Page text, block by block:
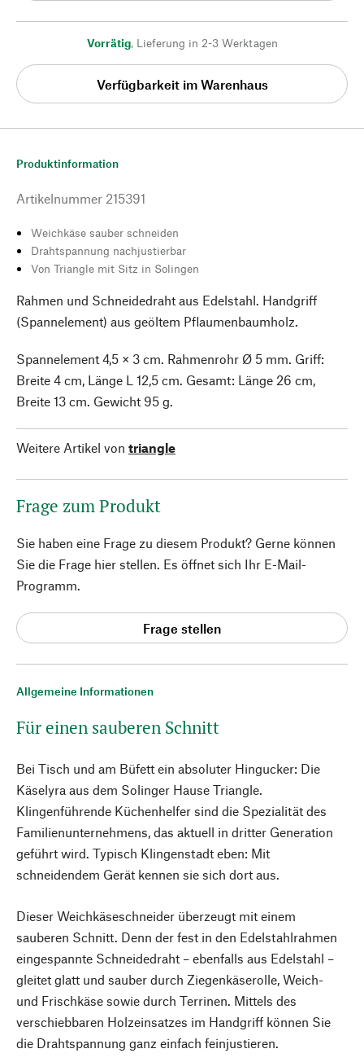
Vorrätig, Lieferung in 2-3 Werktagen
Verfügbarkeit im Warenhaus
Allgemeine Informationen
Für einen sauberen Schnitt
Bei Tisch und am Büfett ein absoluter Hingucker: Die
Käselyra aus dem Solinger Hause Triangle.
Klingenführende Küchenhelfer sind die Spezialität des
Familienunternehmens, das aktuell in dritter Generation
geführt wird. Typisch Klingenstadt eben: Mit
schneidendem Gerät kennen sie sich dort aus.
Dieser Weichkäseschneider überzeugt mit einem
sauberen Schnitt. Denn der fest in den Edelstahlrahmen
eingespannte Schneidedraht – ebenfalls aus Edelstahl –
gleitet glatt und sauber durch Ziegenkäserolle, Weich-
und Frischkäse sowie durch Terrinen. Mittels des
verschiebbaren Holzeinsatzes im Handgriff können Sie
die Drahtspannung ganz einfach feinjustieren.
Produktinformation
Artikelnummer 215391
Weichkäse sauber schneiden
Drahtspannung nachjustierbar
Von Triangle mit Sitz in Solingen
Rahmen und Schneidedraht aus Edelstahl. Handgriff
(Spannelement) aus geöltem Pflaumenbaumholz.
Spannelement 4,5 × 3 cm. Rahmenrohr Ø 5 mm. Griff:
Breite 4 cm, Länge L 12,5 cm. Gesamt: Länge 26 cm,
Breite 13 cm. Gewicht 95 g.
Weitere Artikel von triangle
Frage zum Produkt
Sie haben eine Frage zu diesem Produkt? Gerne können
Sie die Frage hier stellen. Es öffnet sich Ihr E-Mail-
Programm.
Frage stellen